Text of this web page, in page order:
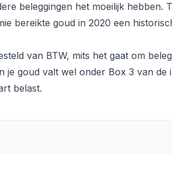
beleggingen het moeilijk hebben.
bereikte goud in 2020 een
van BTW, mits het gaat om
je goud valt wel onder Box 3 van
belast.